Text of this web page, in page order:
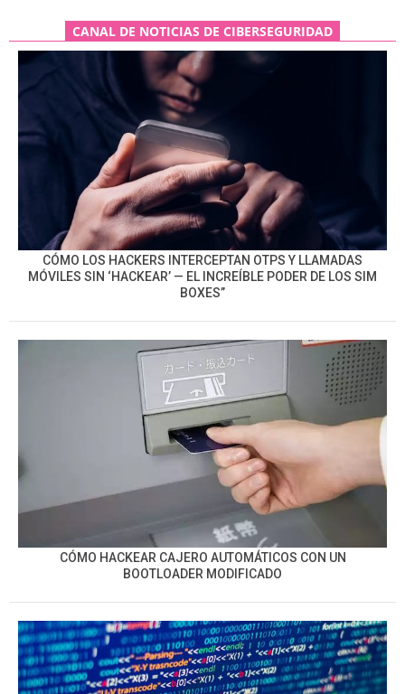
CANAL DE NOTICIAS DE CIBERSEGURIDAD
CÓMO LOS HACKERS INTERCEPTAN OTPS Y LLAMADAS
MÓVILES SIN ‘HACKEAR’ — EL INCREÍBLE PODER DE LOS SIM
BOXES”
CÓMO HACKEAR CAJERO AUTOMÁTICOS CON UN
BOOTLOADER MODIFICADO